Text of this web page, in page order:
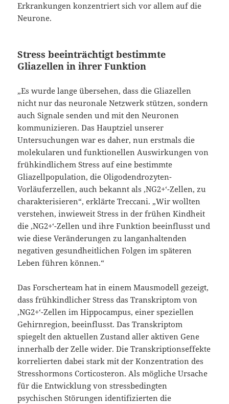
Erkrankungen konzentriert sich vor allem auf die
Neurone.
Stress beeinträchtigt bestimmte
Gliazellen in ihrer Funktion
„Es wurde lange übersehen, dass die Gliazellen
nicht nur das neuronale Netzwerk stützen, sondern
auch Signale senden und mit den Neuronen
kommunizieren. Das Hauptziel unserer
Untersuchungen war es daher, nun erstmals die
molekularen und funktionellen Auswirkungen von
frühkindlichem Stress auf eine bestimmte
Gliazellpopulation, die Oligodendrozyten-
Vorläuferzellen, auch bekannt als ‚NG2+‘-Zellen, zu
charakterisieren“, erklärte Treccani. „Wir wollten
verstehen, inwieweit Stress in der frühen Kindheit
die ‚NG2+‘-Zellen und ihre Funktion beeinflusst und
wie diese Veränderungen zu langanhaltenden
negativen gesundheitlichen Folgen im späteren
Leben führen können.“
Das Forscherteam hat in einem Mausmodell gezeigt,
dass frühkindlicher Stress das Transkriptom von
‚NG2+‘-Zellen im Hippocampus, einer speziellen
Gehirnregion, beeinflusst. Das Transkriptom
spiegelt den aktuellen Zustand aller aktiven Gene
innerhalb der Zelle wider. Die Transkriptionseffekte
korrelierten dabei stark mit der Konzentration des
Stresshormons Corticosteron. Als mögliche Ursache
für die Entwicklung von stressbedingten
psychischen Störungen identifizierten die